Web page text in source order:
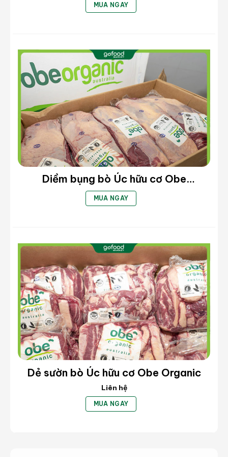
4,02
Carbohydrate 3,57 gam
Natri 321
0 gam
Đường 3,57 gam
MUA NGAY
Diềm bụng bò Úc hữu cơ Obe
Organic
MUA NGAY
Dẻ sườn bò Úc hữu cơ Obe Organic
Liên hệ
MUA NGAY